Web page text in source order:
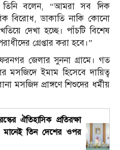
তিনি বলেন, “আমরা সব দিক
বিরোধ, ডাকাতি নাকি কোনো
দেখা হচ্ছে। পাঁচটি বিশেষ
গ্রেপ্তার করা হবে।”
জেলার সুননা গ্রামে। গত
মসজিদে ইমাম হিসেবে দায়িত্ব
মসজিদ প্রাঙ্গণে শিশুদের ধর্মীয়
ঐতিহাসিক প্রতিরক্ষা
তিন দেশের ওপর